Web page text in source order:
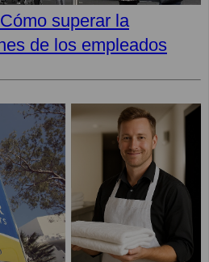
superar la
de los empleados